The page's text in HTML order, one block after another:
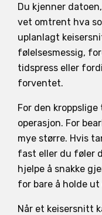
Du kjenner
vet omtrent hva
uplanlagt
følelsesmessig,
tidspress eller
forventet.
For den
operasjon. For
mye større. Hvis
fast eller du føler
hjelpe å snakke
for bare å holde ut
Når et keisersnitt